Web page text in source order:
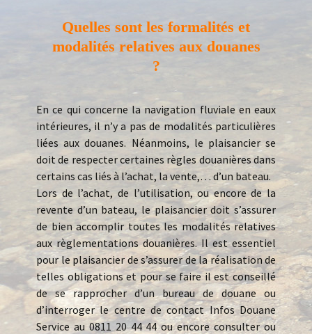
Quelles sont les formalités et
modalités relatives aux douanes
?
En ce qui concerne la navigation fluviale en eaux
intérieures, il n’y a pas de modalités particulières
liées aux douanes. Néanmoins, le plaisancier se
doit de respecter certaines règles douanières dans
certains cas liés à l’achat, la vente,… d’un bateau.
Lors de l’achat, de l’utilisation, ou encore de la
revente d’un bateau, le plaisancier doit s’assurer
de bien accomplir toutes les modalités relatives
aux règlementations douanières. Il est essentiel
pour le plaisancier de s’assurer de la réalisation de
telles obligations et pour se faire il est conseillé
de se rapprocher d’un bureau de douane ou
d’interroger le centre de contact Infos Douane
Service au 0811 20 44 44 ou encore consulter ou